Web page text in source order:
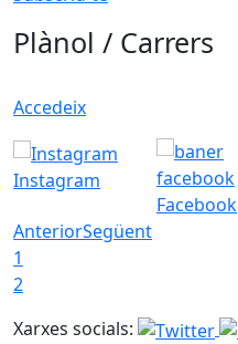
Plànol / Carrers
Accedeix
Instagram
Facebook
AnteriorSegüent
1
2
Xarxes socials: